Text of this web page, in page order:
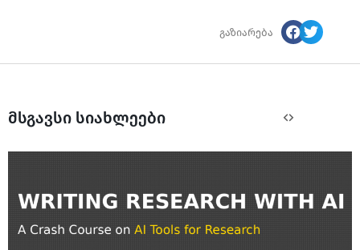
გაზიარება
მსგავსი სიახლეები